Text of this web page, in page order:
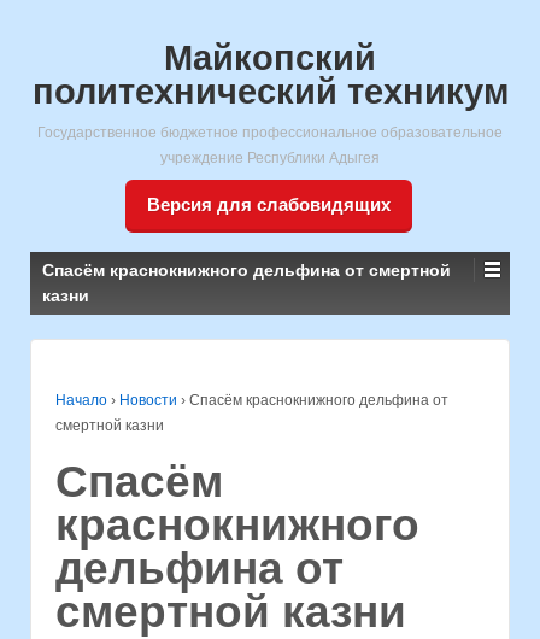
Майкопский
политехнический техникум
Государственное бюджетное профессиональное образовательное
учреждение Республики Адыгея
Версия для слабовидящих
Спасём краснокнижного дельфина от смертной
казни
Начало › Новости › Спасём краснокнижного дельфина от
смертной казни
Спасём
краснокнижного
дельфина от
смертной казни